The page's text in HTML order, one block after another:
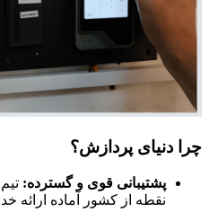
چرا دنیای پردازش؟
پشتیبانی قوی و گسترده:
نقطه از کشور آماده